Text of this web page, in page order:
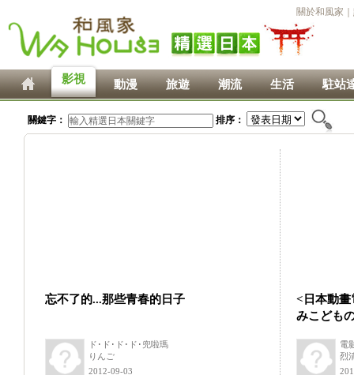
關於和風家
影視 動漫 旅遊 潮流 生活 駐站
關鍵字： 排序：
忘不了的...那些青春的日子
ド･ド･ド･ド･兜啦瑪
りんご
2012-09-03
<日本動
みこども
電
烈